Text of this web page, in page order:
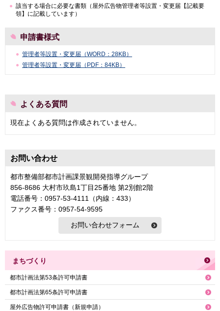
該当する場合に必要な書類（屋外広告物管理者等設置・変更届【記載要
領】に記載しています）
申請書様式
管理者等設置・変更届（WORD：28KB）
管理者等設置・変更届（PDF：84KB）
よくある質問
現在よくある質問は作成されていません。
お問い合わせ
都市整備部都市計画課景観開発指導グループ
856-8686 大村市玖島1丁目25番地 第2別館2階
電話番号：0957-53-4111（内線：433）
ファクス番号：0957-54-9595
まちづくり
都市計画法第53条許可申請書
都市計画法第65条許可申請書
屋外広告物許可申請書（新規申請）